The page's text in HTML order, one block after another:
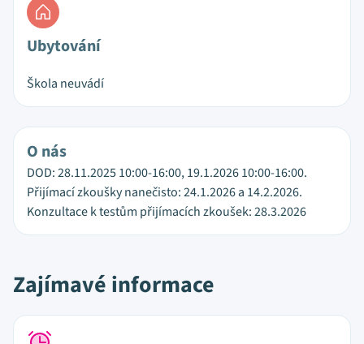
Ubytování
Škola neuvádí
O nás
DOD: 28.11.2025 10:00-16:00, 19.1.2026 10:00-16:00.
Přijímací zkoušky nanečisto: 24.1.2026 a 14.2.2026.
Konzultace k testům přijímacích zkoušek: 28.3.2026
Zajímavé informace